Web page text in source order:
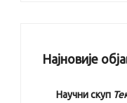
Најновије
Научни скуп